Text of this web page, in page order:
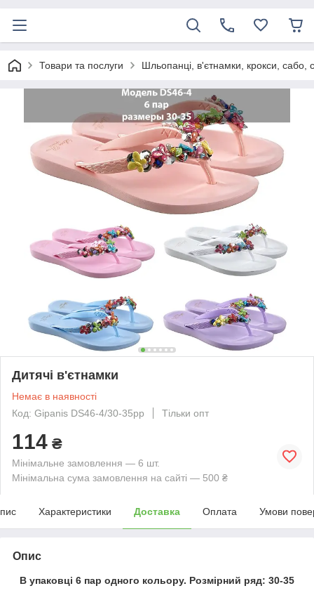
Товари та послуги Шльопанці, в'єтнамки, крокси, сабо,
Дитячі в'єтнамки
Немає в наявності
Код: Gipanis DS46-4/30-35рр
Тільки опт
114 ₴
Мінімальне замовлення — 6 шт.
Мінімальна сума замовлення на сайті — 500 ₴
Характеристики Доставка Оплата Умови
Опис
В упаковці 6 пар одного кольору. Розмірний ряд: 30-35